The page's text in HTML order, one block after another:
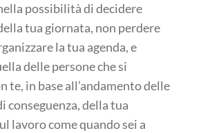
possibilità di decidere
tua giornata, non perdere
la tua agenda, e
delle persone che si
te, in base all’andamento delle
conseguenza, della tua
lavoro come quando sei a